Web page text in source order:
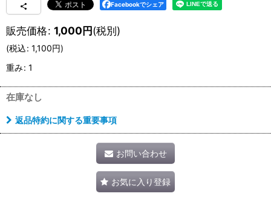
Facebookでシェア
販売価格: 1,000円(税別)
(税込: 1,100円)
重み: 1
在庫なし
返品特約に関する重要事項
お問い合わせ
お気に入り登録